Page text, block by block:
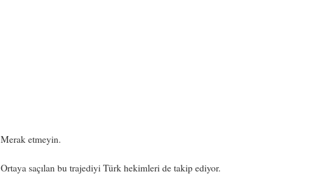
Merak etmeyin.
Ortaya saçılan bu trajediyi Türk hekimleri de takip ediyor.